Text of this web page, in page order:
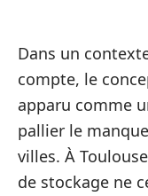
Dans un
compte, le
apparu comme
pallier le
villes. À
de stockage ne